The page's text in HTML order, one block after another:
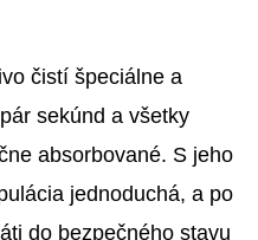
čistí špeciálne a
sekúnd a všetky
absorbované. S jeho
jednoduchá, a po
do bezpečného stavu